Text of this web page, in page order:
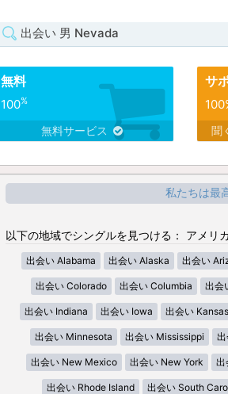
出会い 男 Nevada
無料
100%
無料サービス
サ
聞
私たちは最
以下の地域でシングルを見つける： アメリカ
出会い Alabama 出会い Alaska 出会い
出会い Colorado 出会い Columbia 出会
出会い Indiana 出会い Iowa 出会い Kansas
出会い Minnesota 出会い Mississippi
出会い New Mexico 出会い New York 出
出会い Rhode Island 出会い South